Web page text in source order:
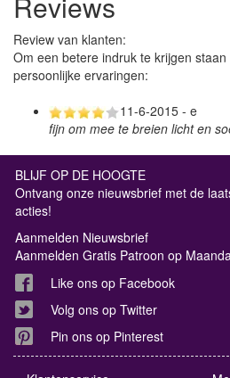
Review van klanten:
Om een betere indruk te krijgen
persoonlijke ervaringen:
11-6-2015 - e
fijn om mee te breien licht en
BLIJF OP DE HOOGTE
Ontvang onze nieuwsbrief met de
acties!
Aanmelden Nieuwsbrief
Aanmelden Gratis Patroon op
Like ons op Facebook
Volg ons op Twitter
Pin ons op Pinterest